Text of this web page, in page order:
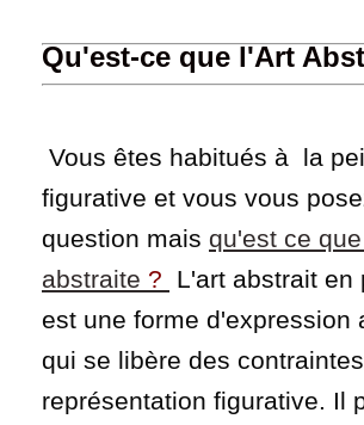
Qu'est-ce que l'Art
Vous êtes habitués à la
figurative et vous vous
question mais qu'est ce
abstraite ?
L'art abstrait en
est une forme d'expression
qui se libère des
représentation figurative. Il